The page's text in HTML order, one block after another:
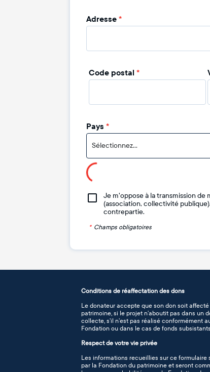
Adresse*
Code postal *
Pays *
Sélectionnez...
Je m'oppose à la transmission
(association, collectivité
contrepartie.
* Champs obligatoires
Conditions de réaffectation des dons
Le donateur accepte que son don soit
patrimoine, si le projet n’aboutit pas dans un
collecte, s’il n’est pas réalisé conformément
Fondation ou dans le cas de fonds subsistants
Respect de votre vie privée
Les informations recueillies sur ce
par la Fondation du patrimoine et seront